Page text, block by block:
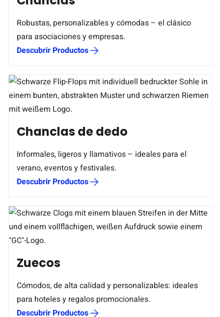
Robustas, personalizables y cómodas – el clásico
para asociaciones y empresas.
Descubrir Productos
Chanclas de dedo
Informales, ligeros y llamativos – ideales para el
verano, eventos y festivales.
Descubrir Productos
Zuecos
Cómodos, de alta calidad y personalizables: ideales
para hoteles y regalos promocionales.
Descubrir Productos